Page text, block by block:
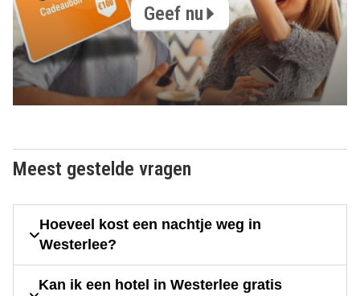
Geef nu
Meest gestelde vragen
Hoeveel kost een nachtje weg in
Westerlee?
Kan ik een hotel in Westerlee gratis